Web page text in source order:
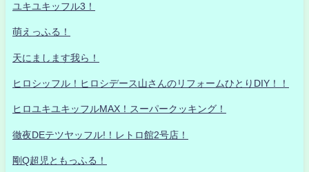
ユキユキッフル3！
萌えっふる！
天にまします我ら！
ヒロシッフル！ヒロシデース山さんのリフォームひとりDIY！！
ヒロユキユキッフルMAX！スーパークッキング！
徹夜DEテツヤッフル!！レトロ館2号店！
剛Q超児ともっふる！